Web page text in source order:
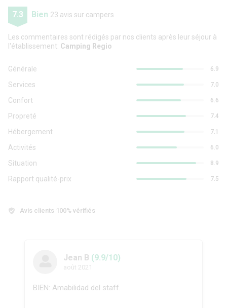
7.3 Bien 23 avis sur campers
Les commentaires sont rédigés par nos clients après leur séjour à
l'établissement: Camping Regio
Générale 6.9
Services 7.0
Confort 6.6
Propreté 7.4
Hébergement 7.1
Activités 6.0
Situation 8.9
Rapport qualité-prix 7.5
Avis clients 100% vérifiés
Jean B (9.9/10)
août 2021
BIEN: Amabilidad del staff.